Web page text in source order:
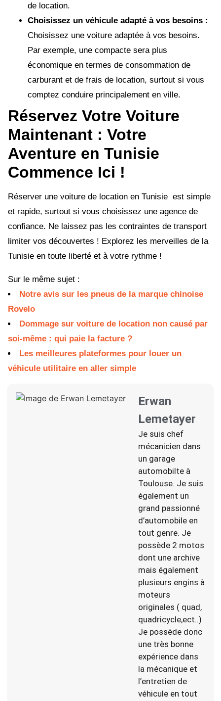
de location.
Choisissez un véhicule adapté à vos besoins :
Choisissez une voiture adaptée à vos besoins.
Par exemple, une compacte sera plus
économique en termes de consommation de
carburant et de frais de location, surtout si vous
comptez conduire principalement en ville.
Réservez Votre Voiture
Maintenant : Votre
Aventure en Tunisie
Commence Ici !
Réserver une voiture de location en Tunisie est simple
et rapide, surtout si vous choisissez une agence de
confiance. Ne laissez pas les contraintes de transport
limiter vos découvertes ! Explorez les merveilles de la
Tunisie en toute liberté et à votre rythme !
Sur le même sujet :
Notre avis sur les pneus de la marque chinoise
Rovelo
Dommage sur voiture de location non causé par
soi-même : qui paie la facture ?
Les meilleures plateformes pour louer un
véhicule utilitaire en aller simple
Erwan
Lemetayer
Je suis chef
mécanicien dans
un garage
automobilte à
Toulouse. Je suis
également un
grand passionné
d’automobile en
tout genre. Je
possède 2 motos
dont une archive
mais également
plusieurs engins à
moteurs
originales ( quad,
quadricycle,ect..)
Je possède donc
une très bonne
expérience dans
la mécanique et
l’entretien de
véhicule en tout